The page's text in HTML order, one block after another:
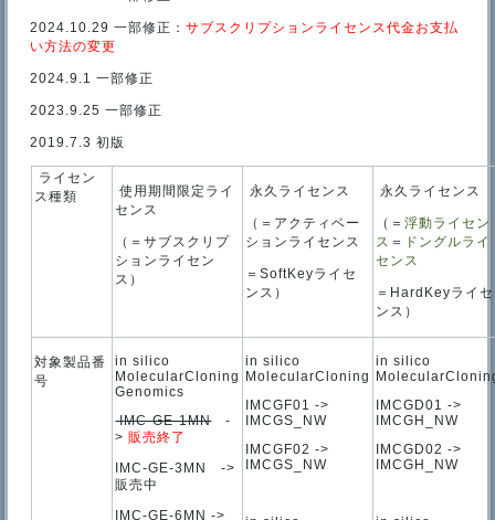
2024.10.29 一部修正：サブスクリプションライセンス代金お支払
い方法の変更
2024.9.1 一部修正
2023.9.25 一部修正
2019.7.3 初版
ライセン
ス種類
使用期間限定ライ
センス
（＝サブスクリプ
ションライセン
ス）
永久ライセンス
（＝アクティベー
ションライセンス
＝SoftKeyライセ
ンス）
永久ライセンス
（＝浮動ライセン
ス ＝ ドングルライ
センス
＝HardKeyライセ
ンス）
対象製品番
号
in silico
MolecularCloning
Genomics
IMC-GE-1MN-
> 販売終了
IMC-GE-3MN ->
販売中
IMC-GE-6MN ->
in silico
MolecularCloning
IMCGF01 ->
IMCGS_NW
IMCGF02 ->
IMCGS_NW
in silico
IMCGD01 ->
IMCGH_NW
IMCGD02 ->
IMCGH_NW